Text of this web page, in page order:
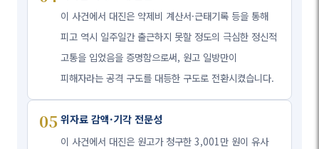
이 사건에서 대진은 약제비 계산서·근태기록 등을 통해
피고 역시 일주일간 출근하지 못할 정도의 극심한 정신적
고통을 입었음을 증명함으로써, 원고 일방만이
피해자라는 공격 구도를 대등한 구도로 전환시켰습니다.
05 위자료 감액·기각 전문성
이 사건에서 대진은 원고가 청구한 3,001만 원이 유사